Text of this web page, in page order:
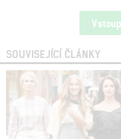
SOUVISEJÍCÍ ČLÁNKY